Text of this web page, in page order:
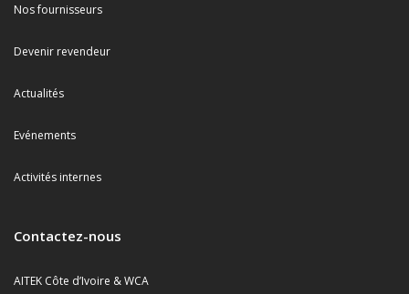
Nos fournisseurs
Devenir revendeur
Actualités
Evénements
Activités internes
Contactez-nous
AITEK Côte d’Ivoire & WCA